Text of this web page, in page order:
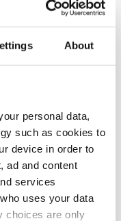
About
personal data,
such as cookies to
device in order to
ad and content
services
uses your data
choices are only
om att införa
registret än med
och